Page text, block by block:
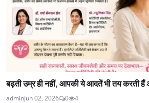
बढ़ती उम्र ही नहीं, आपकी ये आदतें भी तय करती
adminJun 02, 2026 0 4